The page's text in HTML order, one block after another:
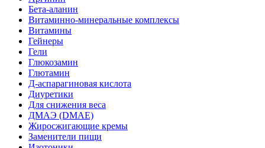
Бета-аланин
Витаминно-минеральные комплексы
Витамины
Гейнеры
Гели
Глюкозамин
Глютамин
Д-аспарагиновая кислота
Диуретики
Для снижения веса
ДМАЭ (DMAE)
Жиросжигающие кремы
Заменители пищи